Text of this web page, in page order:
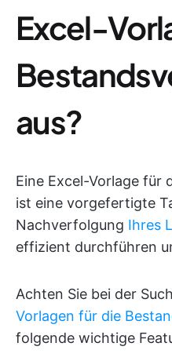
Excel-
aus?
Eine Excel-Vorlage für
ist eine vorgefertigte
Nachverfolgung Ihres
effizient durchführen
Achten Sie bei der
Vorlagen für die
folgende wichtige